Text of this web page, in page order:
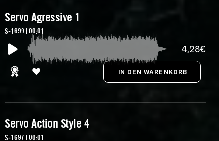
Servo Agressive 1
S-1699 | 00:01
4,28€
Servo Action Style 4
S-1697 | 00:01